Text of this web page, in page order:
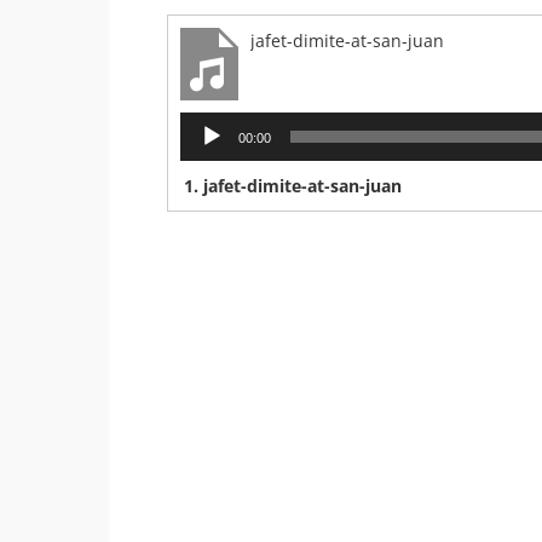
jafet-dimite-at-san-juan
Reproductor
audio
00:00
1. jafet-dimite-at-san-juan